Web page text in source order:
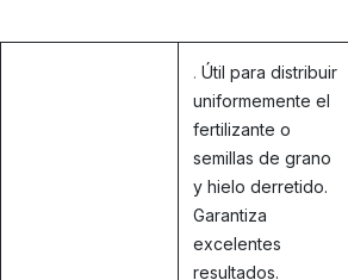
. Útil para distribuir
uniformemente el
fertilizante o
semillas de grano
y hielo derretido.
Garantiza
excelentes
resultados.